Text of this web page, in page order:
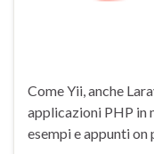
Come Yii, anche
applicazioni PHP in
esempi e appunti